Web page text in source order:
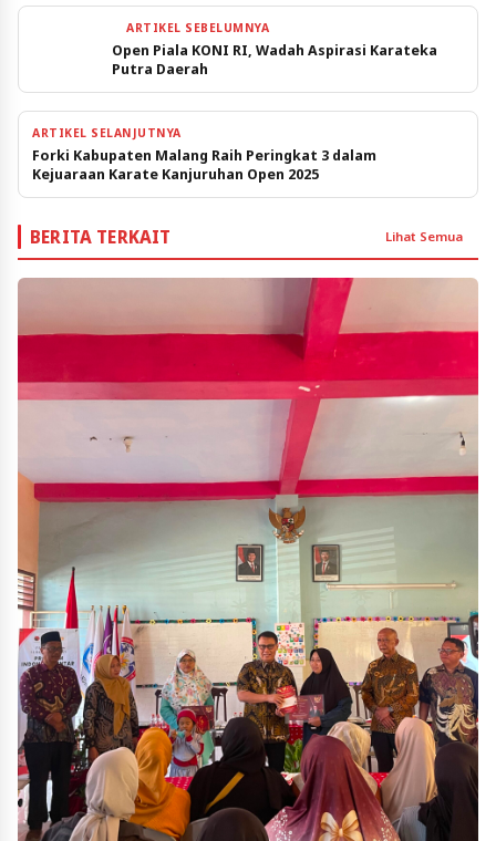
ARTIKEL SEBELUMNYA
Open Piala KONI RI, Wadah Aspirasi Karateka
Putra Daerah
ARTIKEL SELANJUTNYA
Forki Kabupaten Malang Raih Peringkat 3 dalam
Kejuaraan Karate Kanjuruhan Open 2025
BERITA TERKAIT Lihat Semua